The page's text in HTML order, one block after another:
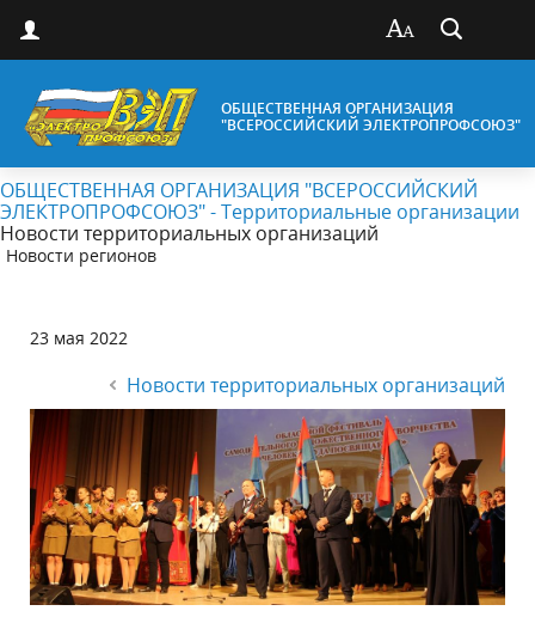
ОБЩЕСТВЕННАЯ ОРГАНИЗАЦИЯ
"ВСЕРОССИЙСКИЙ ЭЛЕКТРОПРОФСОЮЗ"
ОБЩЕСТВЕННАЯ ОРГАНИЗАЦИЯ "ВСЕРОССИЙСКИЙ
ЭЛЕКТРОПРОФСОЮЗ" - Территориальные организации
Новости территориальных организаций
Новости регионов
23 мая 2022
Новости территориальных организаций